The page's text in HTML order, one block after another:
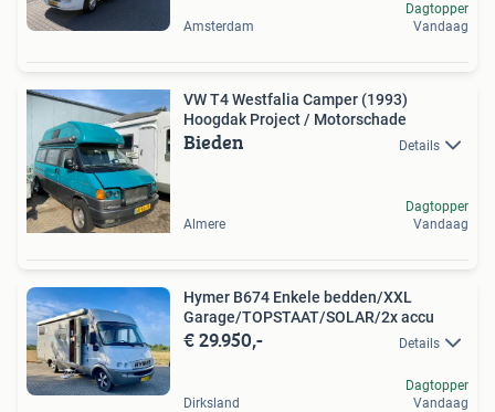
Amsterdam
Dagtopper
Vandaag
VW T4 Westfalia Camper (1993)
Hoogdak Project / Motorschade
Bieden Details
Almere
Dagtopper
Vandaag
Hymer B674 Enkele bedden/XXL
Garage/TOPSTAAT/SOLAR/2x accu
€ 29.950,- Details
Dirksland
Dagtopper
Vandaag